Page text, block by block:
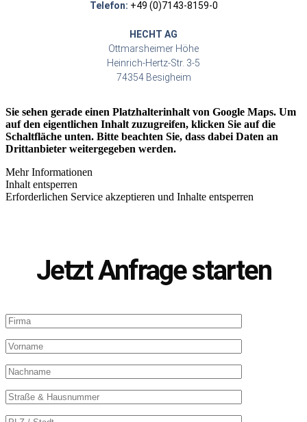
Telefon: +49 (0)7143-8159-0
HECHT AG
Ottmarsheimer Höhe
Heinrich-Hertz-Str. 3-5
74354 Besigheim
Sie sehen gerade einen Platzhalterinhalt von Google Maps. Um
auf den eigentlichen Inhalt zuzugreifen, klicken Sie auf die
Schaltfläche unten. Bitte beachten Sie, dass dabei Daten an
Drittanbieter weitergegeben werden.
Mehr Informationen
Inhalt entsperren
Erforderlichen Service akzeptieren und Inhalte entsperren
Jetzt Anfrage starten